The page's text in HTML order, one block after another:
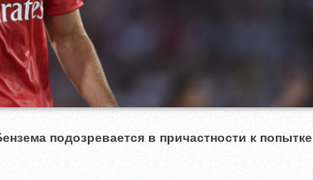
подозревается в причастности к попытке